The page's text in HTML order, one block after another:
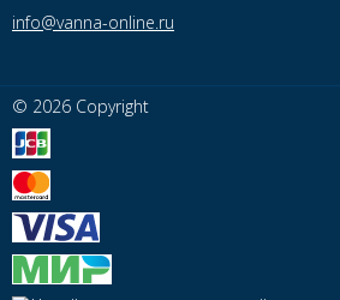
info@vanna-online.ru
© 2026 Copyright